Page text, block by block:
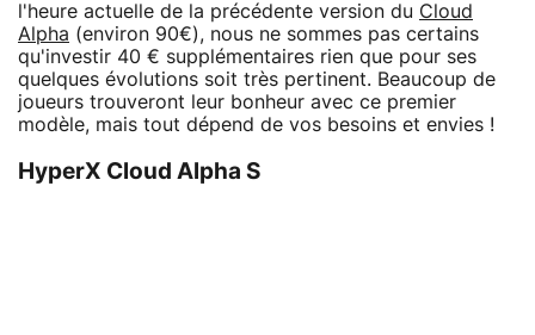
l'heure actuelle de la précédente version du Cloud
Alpha (environ 90€), nous ne sommes pas certains
qu'investir 40 € supplémentaires rien que pour ses
quelques évolutions soit très pertinent. Beaucoup de
joueurs trouveront leur bonheur avec ce premier
modèle, mais tout dépend de vos besoins et envies !
HyperX Cloud Alpha S